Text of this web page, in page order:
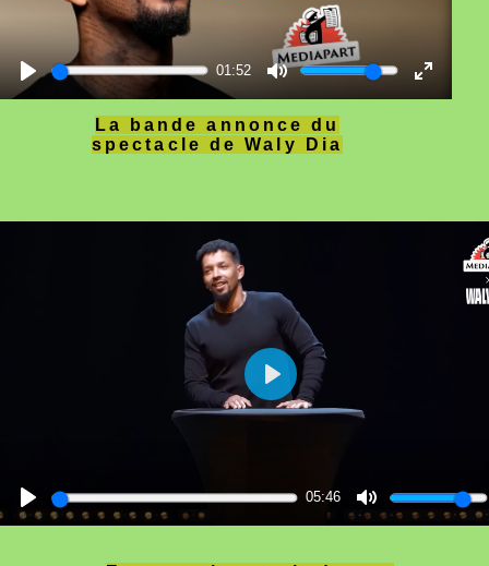
01:52
La bande annonce du
spectacle de Waly Dia
05:46